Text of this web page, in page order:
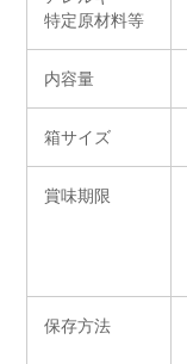
特定原材料等
内容量
箱サイズ
賞味期限
保存方法